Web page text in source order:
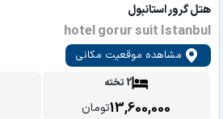
هتل گرور استانبول
hotel gorur suit Istanbul
مشاهده موقعیت مکانی
2 تخته
13,600,000تومان